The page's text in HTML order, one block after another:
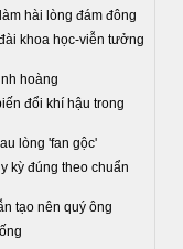
hài lòng đám đông
khoa học-viễn tưởng
hoàng
đổi khí hậu trong
lòng 'fan gộc'
kỳ đúng theo chuẩn
tạo nên quý ông